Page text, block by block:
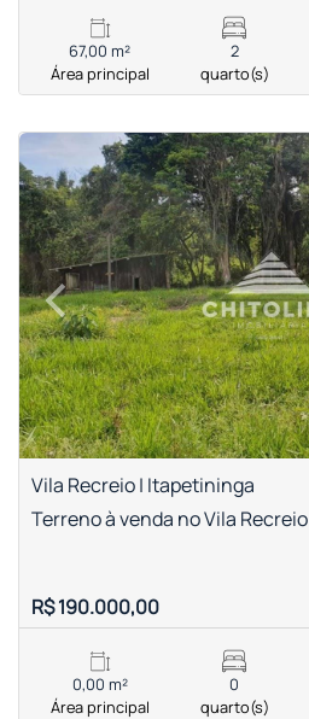
67,00 m²
Área principal
2
quarto(s)
‹Previous
Vila Recreio | Itapetininga
Terreno à venda no Vila Recreio
R$ 190.000,00
0,00 m²
Área principal
0
quarto(s)